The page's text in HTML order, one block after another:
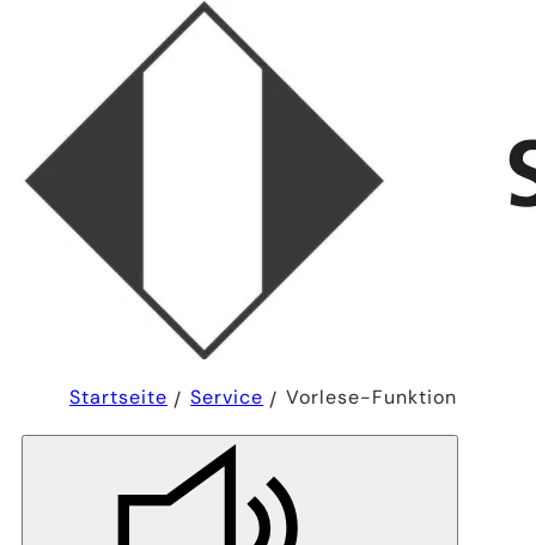
hier:
Startseite Service Vorlese-Funktion